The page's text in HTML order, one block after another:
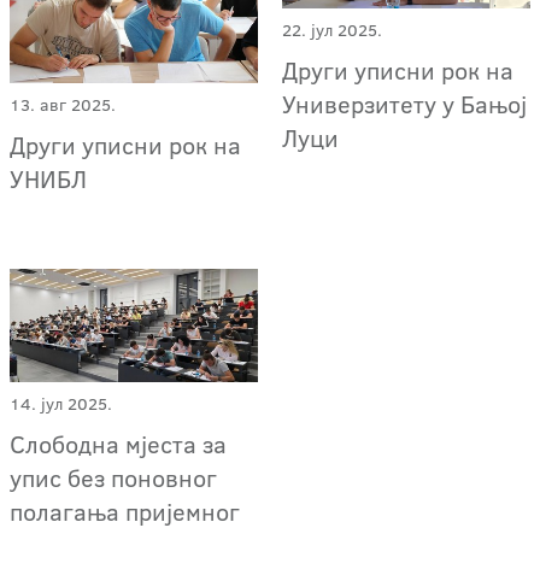
13. авг 2025.
Други уписни рок на
УНИБЛ
22. јул 2025.
Други уписни рок на
Универзитету у Бањој
Луци
14. јул 2025.
Слободна мјеста за
упис без поновног
полагања пријемног